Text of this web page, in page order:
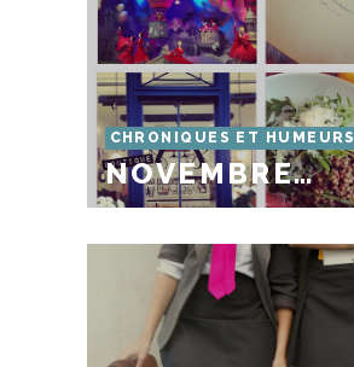
CHRONIQUES ET HUMEURS
NOVEMBRE…